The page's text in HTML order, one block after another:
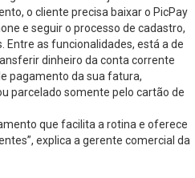
o cliente precisa baixar o PicPay
e seguir o processo de cadastro,
as funcionalidades, está a de
dinheiro da conta corrente
pagamento da sua fatura,
parcelado somente pelo cartão de
que facilita a rotina e oferece
explica a gerente comercial da